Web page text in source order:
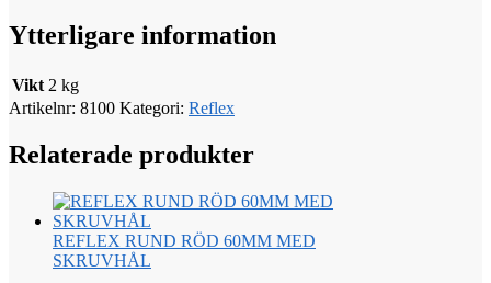
Ytterligare information
Vikt 2 kg
Artikelnr: 8100 Kategori: Reflex
Relaterade produkter
REFLEX RUND RÖD 60MM MED
SKRUVHÅL